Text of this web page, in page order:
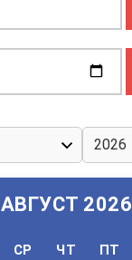
АВГУСТ 2026
СР ЧТ ПТ